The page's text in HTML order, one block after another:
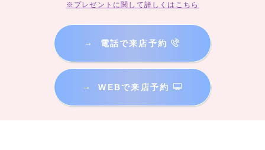
※プレゼントに関して詳しくはこちら
→ 電話で来店予約
→ WEBで来店予約